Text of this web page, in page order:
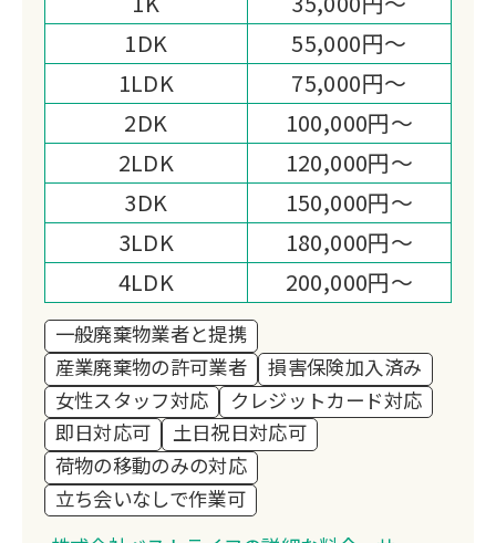
トいたします。
1DK
55,000円～
1LDK
75,000円～
2DK
100,000円～
2LDK
120,000円～
3DK
150,000円～
3LDK
180,000円～
4LDK
200,000円～
一般廃棄物業者と提携
産業廃棄物の許可業者
損害保険加入済み
女性スタッフ対応
クレジットカード対応
即日対応可
土日祝日対応可
荷物の移動のみの対応
立ち会いなしで作業可